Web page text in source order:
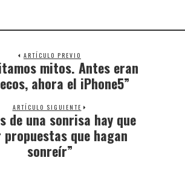
ARTÍCULO PREVIO
Previous
mitos. Antes eran
ahora el iPhone5”
ARTÍCULO SIGUIENTE
Next
post:
de una sonrisa hay que
que hagan
sonreír”